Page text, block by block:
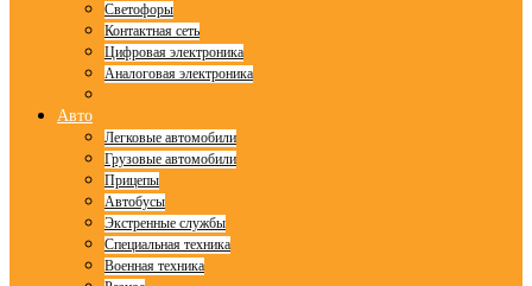
Светофоры
Контактная сеть
Цифровая электроника
Аналоговая электроника
Авто
Легковые автомобили
Грузовые автомобили
Прицепы
Автобусы
Экстренные службы
Специальная техника
Военная техника